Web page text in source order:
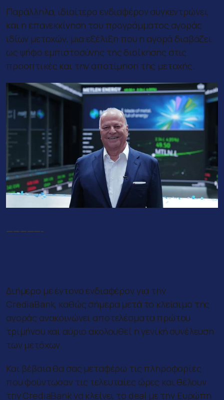
Παράλληλα, ιδιαίτερο ενδιαφέρον συγκεντρώνει
και η επανεκκίνηση του προγράμματος αγοράς
ιδίων μετοχών, μια εξέλιξη που η αγορά διαβάζει
ως ψήφο εμπιστοσύνης της διοίκησης στις
προοπτικές και την αποτίμηση της μετοχής.
—————-
Διήμερο με έντονο ενδιαφέρον για την
CrediaBank, καθώς σήμερα μετά το κλείσιμο της
αγοράς ανακοινώνει αποτελέσματα πρώτου
τριμήνου και αύριο ακολουθεί η γενική συνέλευση
των μετόχων.
Και βέβαια θα σας μεταφέρω τις πληροφορίες
που φούντωσαν τις τελευταίες ώρες και θέλουν
την CrediaBank να κλείνει το deal με την Ευρώπη